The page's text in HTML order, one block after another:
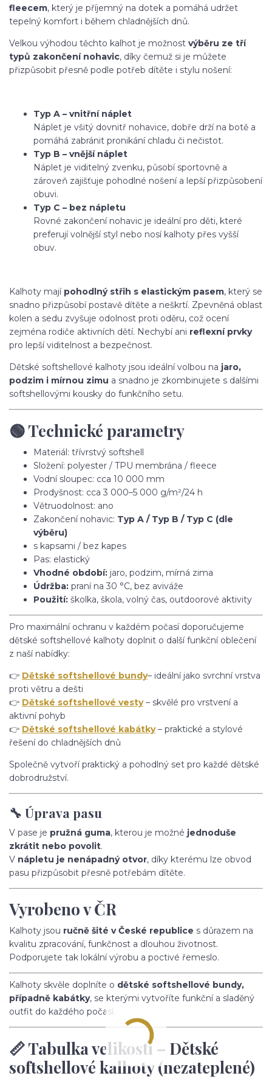
fleecem, který je příjemný na dotek a pomáhá udržet
tepelný komfort i během chladnějších dnů.
Velkou výhodou těchto kalhot je možnost výběru ze tří
typů zakončení nohavic, díky čemuž si je můžete
přizpůsobit přesně podle potřeb dítěte i stylu nošení:
Typ A – vnitřní náplet
Náplet je všitý dovnitř nohavice, dobře drží na botě a
pomáhá zabránit pronikání chladu či nečistot.
Typ B – vnější náplet
Náplet je viditelný zvenku, působí sportovně a
zároveň zajišťuje pohodlné nošení a lepší přizpůsobení
obuvi.
Typ C – bez nápletu
Rovné zakončení nohavic je ideální pro děti, které
preferují volnější styl nebo nosí kalhoty přes vyšší
obuv.
Kalhoty mají pohodlný střih s elastickým pasem, který se
snadno přizpůsobí postavě dítěte a neškrtí. Zpevněná oblast
kolen a sedu zvyšuje odolnost proti oděru, což ocení
zejména rodiče aktivních dětí. Nechybí ani reflexní prvky
pro lepší viditelnost a bezpečnost.
Dětské softshellové kalhoty jsou ideální volbou na jaro,
podzim i mírnou zimu a snadno je zkombinujete s dalšími
softshellovými kousky do funkčního setu.
🟢 Technické parametry
Materiál: třívrstvý softshell
Složení: polyester / TPU membrána / fleece
Vodní sloupec: cca 10 000 mm
Prodyšnost: cca 3 000–5 000 g/m²/24 h
Větruodolnost: ano
Zakončení nohavic: Typ A / Typ B / Typ C (dle
výběru)
s kapsami / bez kapes
Pas: elastický
Vhodné období: jaro, podzim, mírná zima
Údržba: praní na 30 °C, bez aviváže
Použití: školka, škola, volný čas, outdoorové aktivity
Pro maximální ochranu v každém počasí doporučujeme
dětské softshellové kalhoty doplnit o další funkční oblečení
z naší nabídky:
👉 Dětské softshellové bundy– ideální jako svrchní vrstva
proti větru a dešti
👉 Dětské softshellové vesty– skvělé pro vrstvení a
aktivní pohyb
👉 Dětské softshellové kabátky– praktické a stylové
řešení do chladnějších dnů
Společně vytvoří praktický a pohodlný set pro každé dětské
dobrodružství.
🔧 Úprava pasu
V pase je pružná guma, kterou je možné jednoduše
zkrátit nebo povolit.
V nápletu je nenápadný otvor, díky kterému lze obvod
pasu přizpůsobit přesně potřebám dítěte.
Vyrobeno v ČR
Kalhoty jsou ručně šité v České republice s důrazem na
kvalitu zpracování, funkčnost a dlouhou životnost.
Podporujete tak lokální výrobu a poctivé řemeslo.
Kalhoty skvěle doplníte o dětské softshellové bundy,
případně kabátky, se kterými vytvoříte funkční a sladěný
outfit do každého počasí.
📏 Tabulka velikostí – Dětské
softshellové kalhoty (nezateplené)